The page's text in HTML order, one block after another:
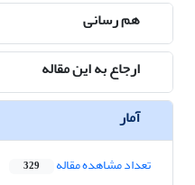
هم رسانی
ارجاع به این مقاله
آمار
تعداد مشاهده مقاله 329